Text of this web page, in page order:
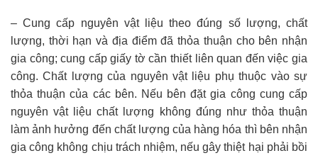
– Cung cấp nguyên vật liệu theo đúng số lượng, chất
lượng, thời hạn và địa điểm đã thỏa thuận cho bên nhận
gia công; cung cấp giấy tờ cần thiết liên quan đến việc gia
công. Chất lượng của nguyên vật liệu phụ thuộc vào sự
thỏa thuận của các bên. Nếu bên đặt gia công cung cấp
nguyên vật liệu chất lượng không đúng như thỏa thuận
làm ảnh hưởng đến chất lượng của hàng hóa thì bên nhận
gia công không chịu trách nhiệm, nếu gây thiệt hại phải bồi